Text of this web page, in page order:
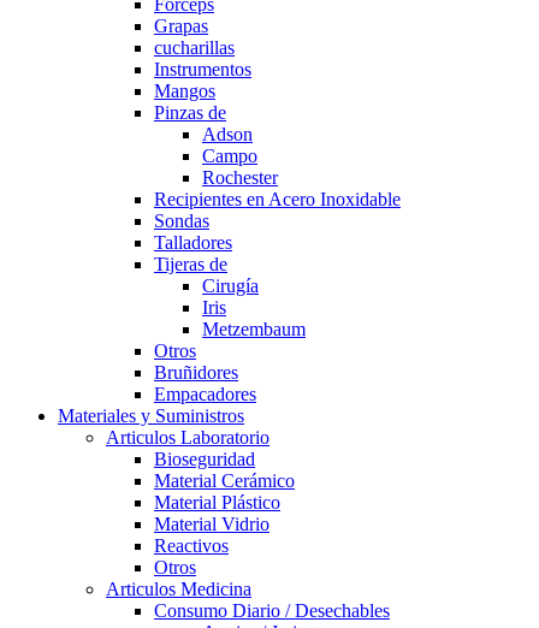
Fórceps
Grapas
cucharillas
Instrumentos
Mangos
Pinzas de
Adson
Campo
Rochester
Recipientes en Acero Inoxidable
Sondas
Talladores
Tijeras de
Cirugía
Iris
Metzembaum
Otros
Bruñidores
Empacadores
Materiales y Suministros
Articulos Laboratorio
Bioseguridad
Material Cerámico
Material Plástico
Material Vidrio
Reactivos
Otros
Articulos Medicina
Consumo Diario / Desechables